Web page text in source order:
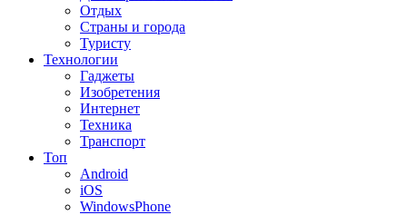
Отдых
Страны и города
Туристу
Технологии
Гаджеты
Изобретения
Интернет
Техника
Транспорт
Топ
Android
iOS
WindowsPhone